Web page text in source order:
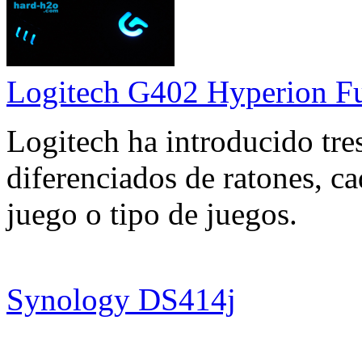
Logitech G402 Hyperion
Logitech ha introducido
diferenciados de ratones,
juego o tipo de juegos.
Synology DS414j